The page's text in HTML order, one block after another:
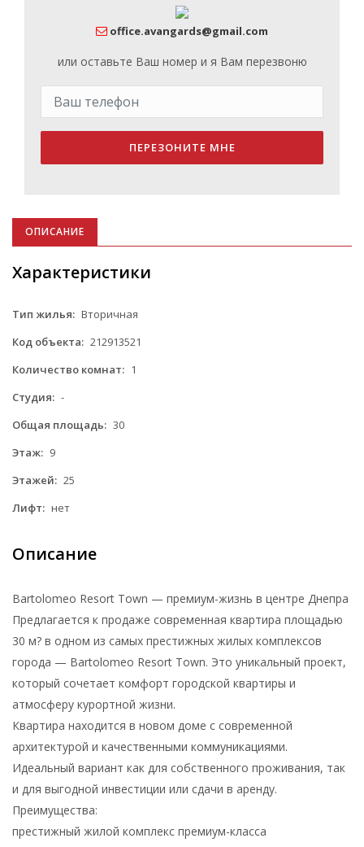
office.avangards@gmail.com
или оставьте Ваш номер и я Вам перезвоню
ПЕРЕЗОНИТЕ МНЕ
ОПИСАНИЕ
Характеристики
Тип жилья: Вторичная
Код объекта: 212913521
Количество комнат: 1
Студия: -
Общая площадь: 30
Этаж: 9
Этажей: 25
Лифт: нет
Описание
Bartolomeo Resort Town — премиум-жизнь в центре Днепра
Предлагается к продаже современная квартира площадью
30 м? в одном из самых престижных жилых комплексов
города — Bartolomeo Resort Town. Это уникальный проект,
который сочетает комфорт городской квартиры и
атмосферу курортной жизни.
Квартира находится в новом доме с современной
архитектурой и качественными коммуникациями.
Идеальный вариант как для собственного проживания, так
и для выгодной инвестиции или сдачи в аренду.
Преимущества:
престижный жилой комплекс премиум-класса